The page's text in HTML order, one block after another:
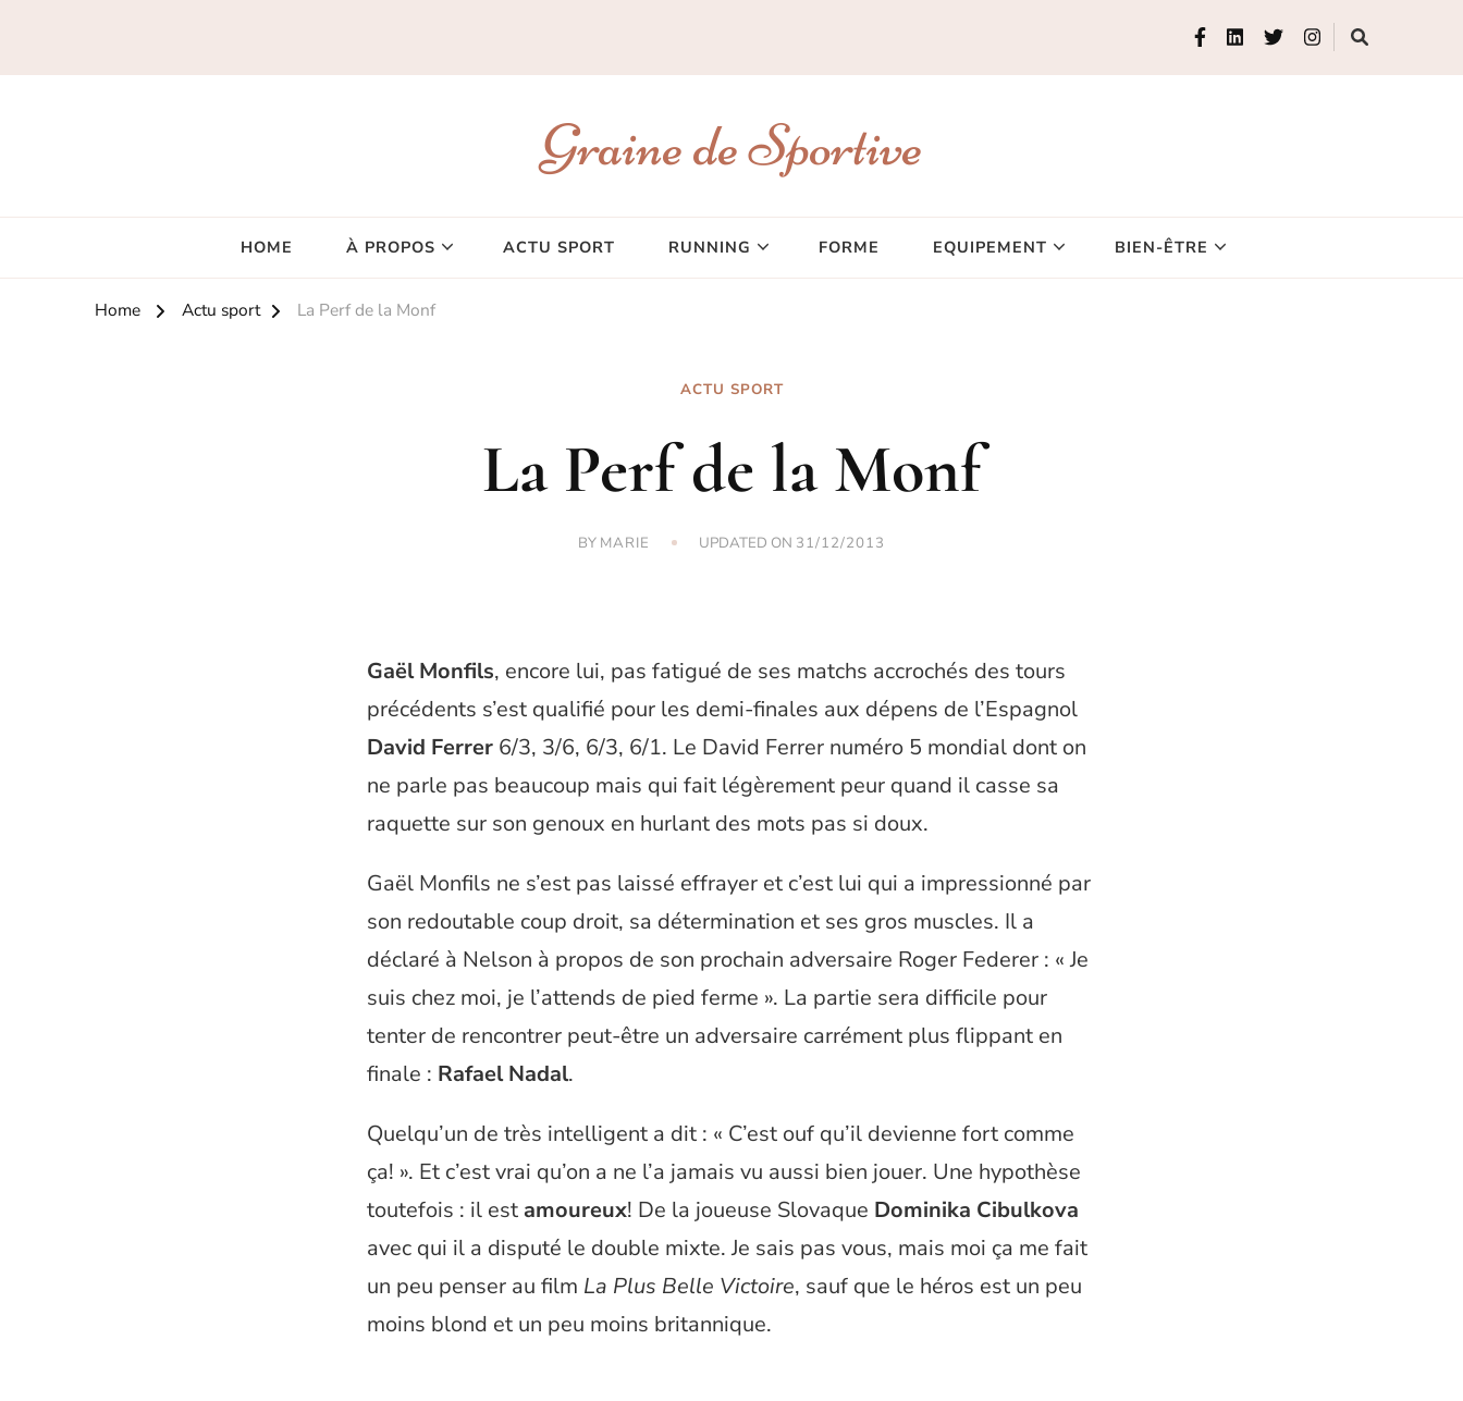
Graine de Sportive
HOME À PROPOS ACTU SPORT RUNNING FORME EQUIPEMENT BIEN-ÊTRE
Home Actu sport La Perf de la Monf
ACTU SPORT
La Perf de la Monf
BY MARIE UPDATED ON 31/12/2013
Gaël Monfils, encore lui, pas fatigué de ses matchs accrochés des tours
précédents s’est qualifié pour les demi-finales aux dépens de l’Espagnol
David Ferrer 6/3, 3/6, 6/3, 6/1. Le David Ferrer numéro 5 mondial dont on
ne parle pas beaucoup mais qui fait légèrement peur quand il casse sa
raquette sur son genoux en hurlant des mots pas si doux.
Gaël Monfils ne s’est pas laissé effrayer et c’est lui qui a impressionné par
son redoutable coup droit, sa détermination et ses gros muscles. Il a
déclaré à Nelson à propos de son prochain adversaire Roger Federer : « Je
suis chez moi, je l’attends de pied ferme ». La partie sera difficile pour
tenter de rencontrer peut-être un adversaire carrément plus flippant en
finale : Rafael Nadal.
Quelqu’un de très intelligent a dit : « C’est ouf qu’il devienne fort comme
ça! ». Et c’est vrai qu’on a ne l’a jamais vu aussi bien jouer. Une hypothèse
toutefois : il est amoureux! De la joueuse Slovaque Dominika Cibulkova
avec qui il a disputé le double mixte. Je sais pas vous, mais moi ça me fait
un peu penser au film La Plus Belle Victoire, sauf que le héros est un peu
moins blond et un peu moins britannique.